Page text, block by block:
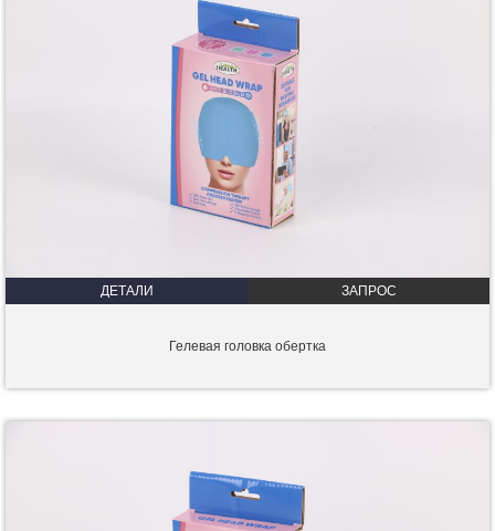
ДЕТАЛИ ЗАПРОС
Гелевая головка обертка